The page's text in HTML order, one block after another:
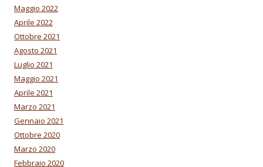
Maggio 2022
Aprile 2022
Ottobre 2021
Agosto 2021
Luglio 2021
Maggio 2021
Aprile 2021
Marzo 2021
Gennaio 2021
Ottobre 2020
Marzo 2020
Febbraio 2020